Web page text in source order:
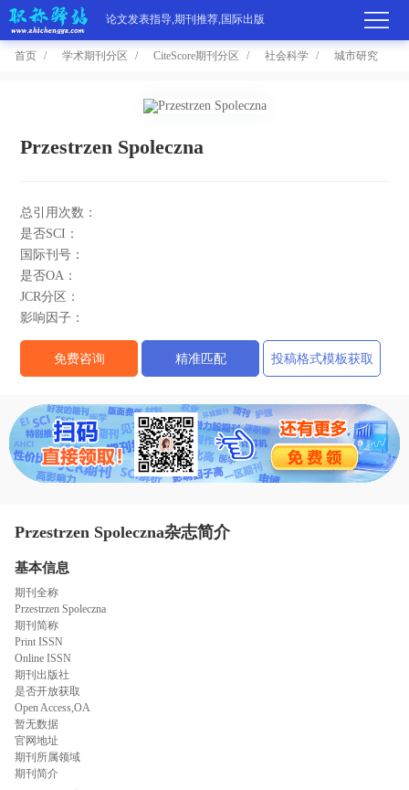
论文发表指导,期刊推荐,国际出版
态
范
于
首页 学术期刊分区 CiteScore期刊分区 社会科学 城市研究
Przestrzen Spoleczna
总引用次数：
是否SCI：
国际刊号：
是否OA：
JCR分区：
影响因子：
免费咨询 精准匹配 投稿格式模板获取
Przestrzen Spoleczna杂志简介
基本信息
期刊全称
Przestrzen Spoleczna
期刊简称
Print ISSN
Online ISSN
期刊出版社
是否开放获取
Open Access,OA
暂无数据
官网地址
期刊所属领域
期刊简介